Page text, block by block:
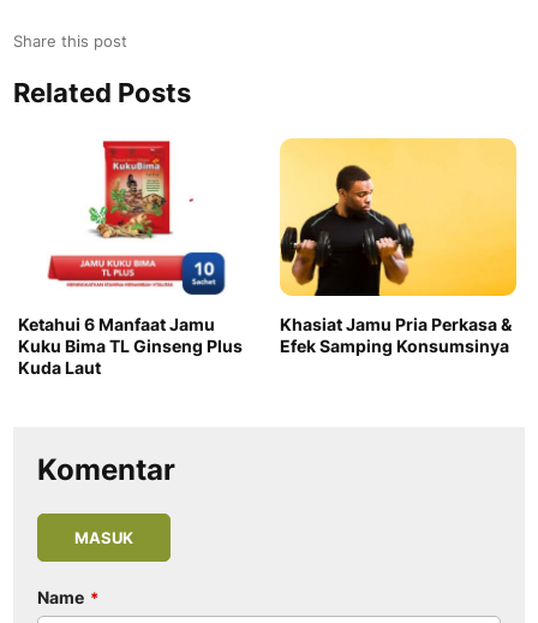
Share this post
Related Posts
Ketahui 6 Manfaat Jamu
Kuku Bima TL Ginseng Plus
Kuda Laut
Khasiat Jamu Pria Perkasa &
Efek Samping Konsumsinya
Komentar
MASUK
Name